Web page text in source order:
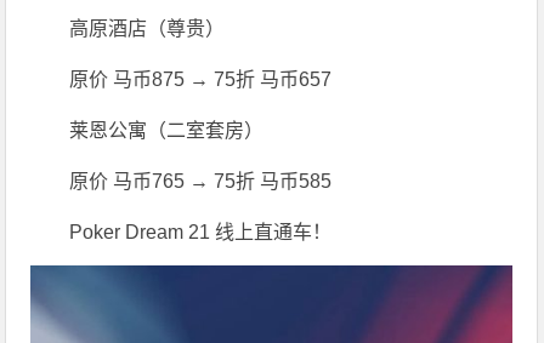
高原酒店（尊贵）
原价 马币875 → 75折 马币657
莱恩公寓（二室套房）
原价 马币765 → 75折 马币585
Poker Dream 21 线上直通车！